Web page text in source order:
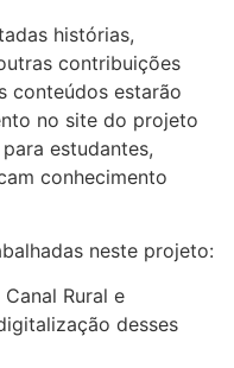
histórias,
contribuições
conteúdos estarão
no site do projeto
estudantes,
conhecimento
neste projeto:
Rural e
desses